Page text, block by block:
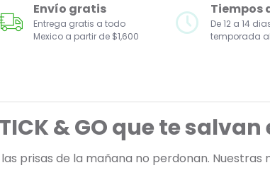
Envío gratis
Entrega gratis a todo
Mexico a partir de $1,600
Tiempos
De 12 a 14
temporada
& GO que te
prisas de la mañana no perdonan. Nuestras